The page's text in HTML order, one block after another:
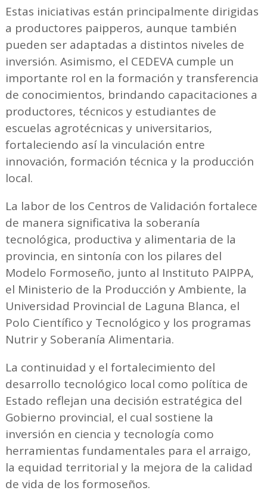
Estas iniciativas están principalmente dirigidas
a productores paipperos, aunque también
pueden ser adaptadas a distintos niveles de
inversión. Asimismo, el CEDEVA cumple un
importante rol en la formación y transferencia
de conocimientos, brindando capacitaciones a
productores, técnicos y estudiantes de
escuelas agrotécnicas y universitarios,
fortaleciendo así la vinculación entre
innovación, formación técnica y la producción
local.
La labor de los Centros de Validación fortalece
de manera significativa la soberanía
tecnológica, productiva y alimentaria de la
provincia, en sintonía con los pilares del
Modelo Formoseño, junto al Instituto PAIPPA,
el Ministerio de la Producción y Ambiente, la
Universidad Provincial de Laguna Blanca, el
Polo Científico y Tecnológico y los programas
Nutrir y Soberanía Alimentaria.
La continuidad y el fortalecimiento del
desarrollo tecnológico local como política de
Estado reflejan una decisión estratégica del
Gobierno provincial, el cual sostiene la
inversión en ciencia y tecnología como
herramientas fundamentales para el arraigo,
la equidad territorial y la mejora de la calidad
de vida de los formoseños.